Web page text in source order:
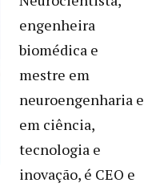
engenheira
biomédica e
mestre em
neuroengenharia e
em ciência,
tecnologia e
inovação, é CEO e